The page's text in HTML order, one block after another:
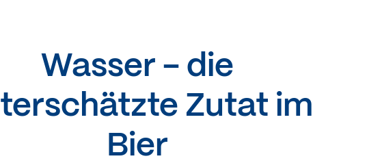
Wasser - die
Zutat im
Bier